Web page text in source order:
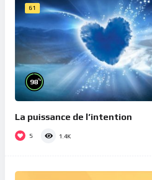
61
98%
La puissance de l’intention
5 1.4K